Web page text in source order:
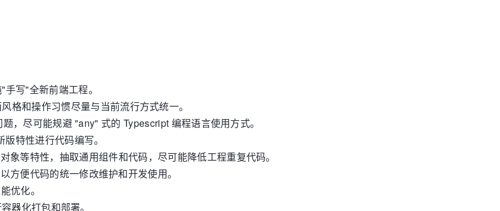
写"全新前端工程。
格和操作习惯尽量与当前流行方式统一。
，尽可能规避 "any" 式的 Typescript 编程语言使用方式。
特性进行代码编写。
等特性，抽取通用组件和代码，尽可能降低工程重复代码。
方便代码的统一修改维护和开发使用。
优化。
器化打包和部署。